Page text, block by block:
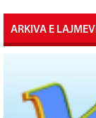
ARKIVA E